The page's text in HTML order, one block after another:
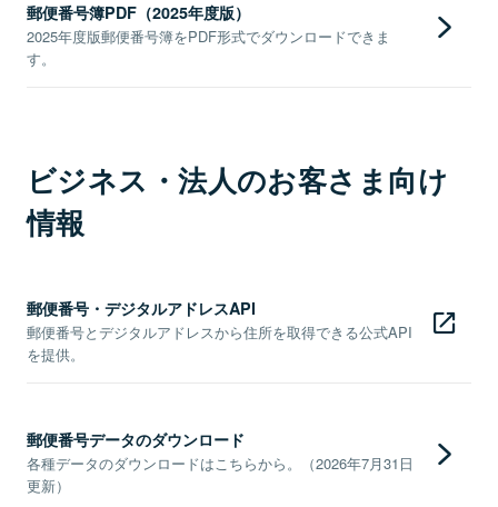
郵便番号簿PDF（2025年度版）
2025年度版郵便番号簿をPDF形式でダウンロードできま
す。
ビジネス・法人のお客さま向け
情報
郵便番号・デジタルアドレスAPI
郵便番号とデジタルアドレスから住所を取得できる公式API
を提供。
郵便番号データのダウンロード
各種データのダウンロードはこちらから。（2026年7月31日
更新）